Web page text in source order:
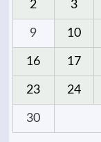
2 3
9 10
16 17
23 24
30